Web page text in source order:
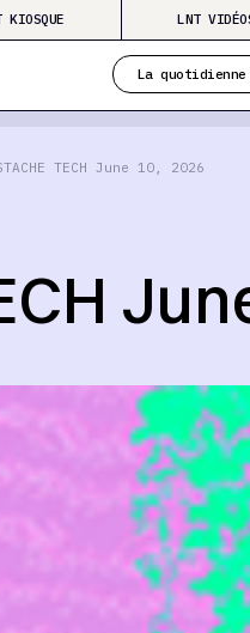
KIOSQUE LNT
La quotidienne
TECH June 10, 2026